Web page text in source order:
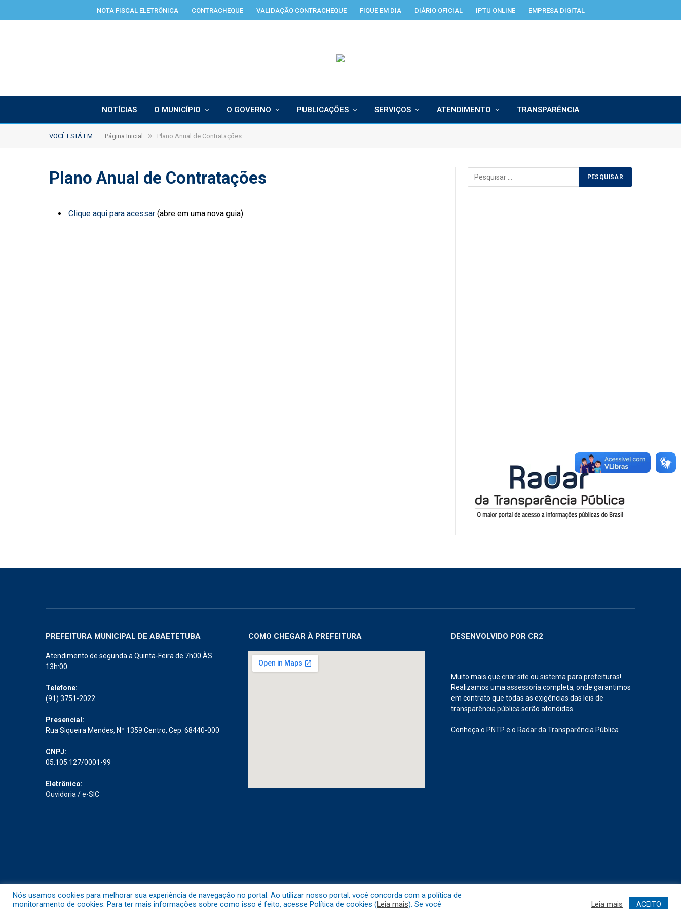
NOTA FISCAL ELETRÔNICA CONTRACHEQUE VALIDAÇÃO CONTRACHEQUE FIQUE EM DIA DIÁRIO OFICIAL IPTU ONLINE EMPRESA DIGITAL
NOTÍCIAS O MUNICÍPIO O GOVERNO PUBLICAÇÕES SERVIÇOS ATENDIMENTO TRANSPARÊNCIA
VOCÊ ESTÁ EM: Página Inicial » Plano Anual de Contratações
Plano Anual de Contratações
Clique aqui para acessar (abre em uma nova guia)
PREFEITURA MUNICIPAL DE ABAETETUBA
Atendimento de segunda a Quinta-Feira de 7h00 ÀS
13h:00
Telefone:
(91) 3751-2022
Presencial:
Rua Siqueira Mendes, Nº 1359 Centro, Cep: 68440-000
CNPJ:
05.105.127/0001-99
Eletrônico:
Ouvidoria /e-SIC
COMO CHEGAR À PREFEITURA DESENVOLVIDO POR CR2
Muito mais que criar site ou sistema para prefeituras!
Realizamos uma assessoria completa, onde garantimos
em contrato que todas as exigências das leis de
transparência pública serão atendidas.
Conheça o PNTP e o Radar da Transparência Pública
Nós usamos cookies para melhorar sua experiência de navegação no portal. Ao utilizar nosso portal, você concorda com a política de
monitoramento de cookies. Para ter mais informações sobre como isso é feito, acesse Política de cookies (Leia mais). Se você Leia mais ACEITO